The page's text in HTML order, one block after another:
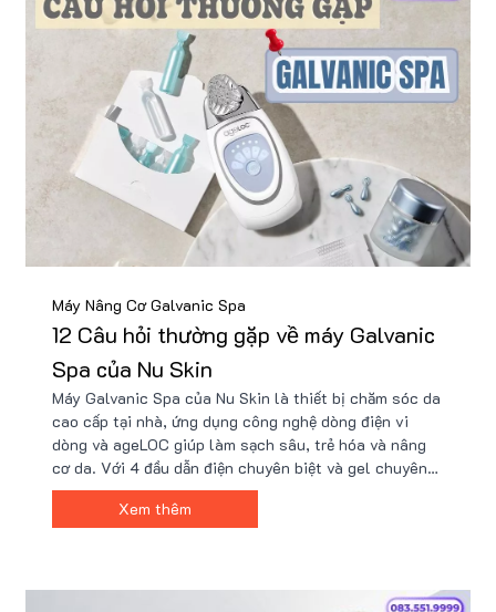
Máy Nâng Cơ Galvanic Spa
12 Câu hỏi thường gặp về máy Galvanic
Spa của Nu Skin
Máy Galvanic Spa của Nu Skin là thiết bị chăm sóc da
cao cấp tại nhà, ứng dụng công nghệ dòng điện vi
dòng và ageLOC giúp làm sạch sâu, trẻ hóa và nâng
cơ da. Với 4 đầu dẫn điện chuyên biệt và gel chuyên
dụng, máy hỗ trợ cải thiện nếp nhăn, làm sáng da, giúp
làn da săn chắc, rạng rỡ chỉ trong vài phút mỗi ngày.
Xem thêm